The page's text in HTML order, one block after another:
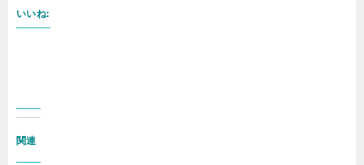
いいね:
関連